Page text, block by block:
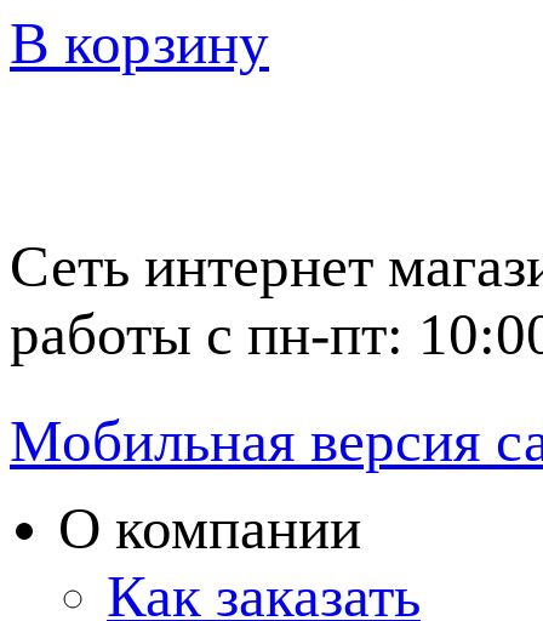
В корзину
Сеть интернет
работы с пн-пт:
Мобильная версия
О компании
Как заказать